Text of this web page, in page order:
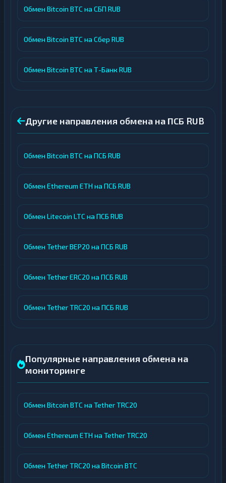
Обмен Bitcoin BTC на СБП RUB
Обмен Bitcoin BTC на Сбер RUB
Обмен Bitcoin BTC на Т-Банк RUB
Другие направления обмена на ПСБ RUB
Обмен Bitcoin BTC на ПСБ RUB
Обмен Ethereum ETH на ПСБ RUB
Обмен Litecoin LTC на ПСБ RUB
Обмен Tether BEP20 на ПСБ RUB
Обмен Tether ERC20 на ПСБ RUB
Обмен Tether TRC20 на ПСБ RUB
Популярные направления обмена на
мониторинге
Обмен Bitcoin BTC на Tether TRC20
Обмен Ethereum ETH на Tether TRC20
Обмен Tether TRC20 на Bitcoin BTC